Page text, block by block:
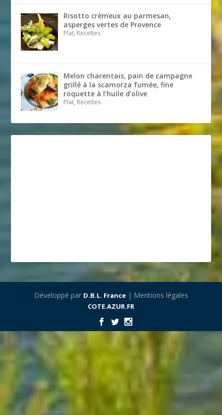
Risotto crémeux au parmesan,
asperges vertes de Provence
Plat, Recettes
Melon charentais, pain de campagne
grillé à la scamorza fumée, fine
roquette à l’huile d’olive
Plat, Recettes
Développé par D.B.L. France| Mentions légales
COTE.AZUR.FR